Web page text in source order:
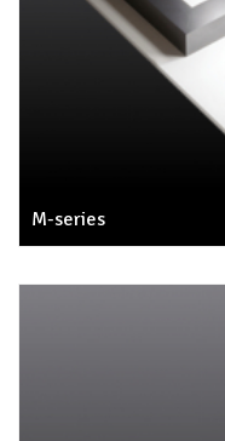
M-series